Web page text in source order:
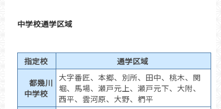
中学校通学区域
指定校
通学区域
都幾川
中学校
大字番匠、本郷、別所、田中、桃木、関
堀、馬場、瀬戸元上、瀬戸元下、大附、
西平、雲河原、大野、椚平